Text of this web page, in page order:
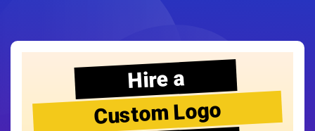
Hire a
Custom Logo